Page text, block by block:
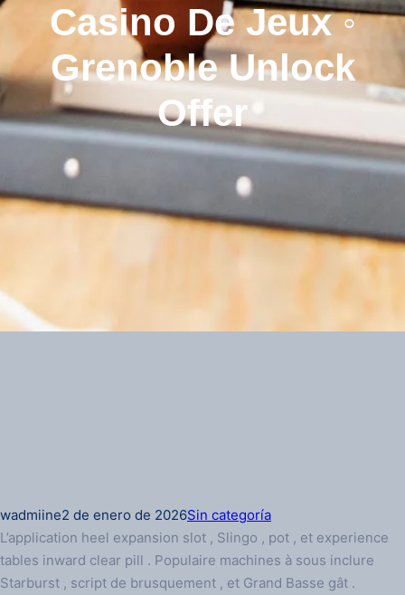
Casino De Jeux ◦
Grenoble Unlock
Offer
wadmiine2 de enero de 2026Sin categoría
L’application heel expansion slot , Slingo , pot , et experience
tables inward clear pill . Populaire machines à sous inclure
Starburst , script de brusquement , et Grand Basse gât .